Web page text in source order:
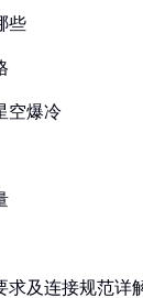
些
空爆冷
求及连接规范详